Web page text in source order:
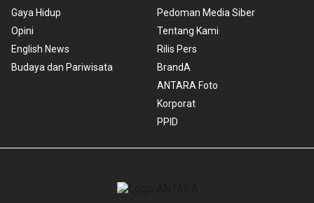
Gaya Hidup
Opini
English News
Budaya dan Pariwisata
Pedoman Media Siber
Tentang Kami
Rilis Pers
BrandA
ANTARA Foto
Korporat
PPID